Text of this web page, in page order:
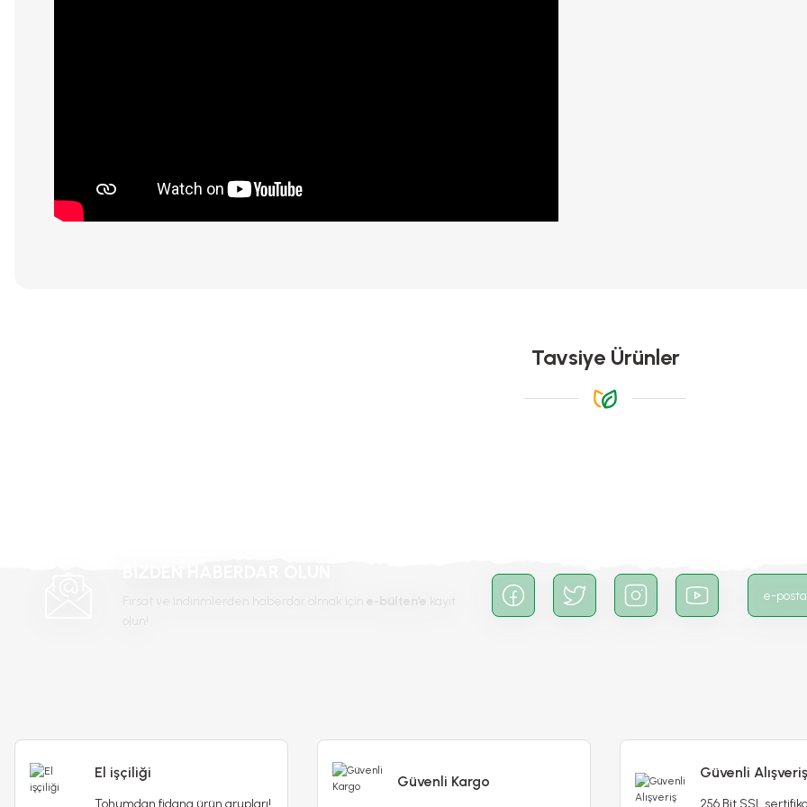
Çiçek açtı ve çok güzel her katmanında tomurcuğu var ve boyu çok uzun. Bahçeye ekmiştim saksıda olmuyorTavsiye Ürünler
Datura Double Ballerina Yellow - Sarı Katmerli
El işçiliği
Tohumdan fidana ürün grupları!
Güvenli Kargo
Güvenli Alışveriş
256 Bit SSL